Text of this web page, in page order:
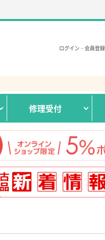
ログイン・会員登録
修理受付